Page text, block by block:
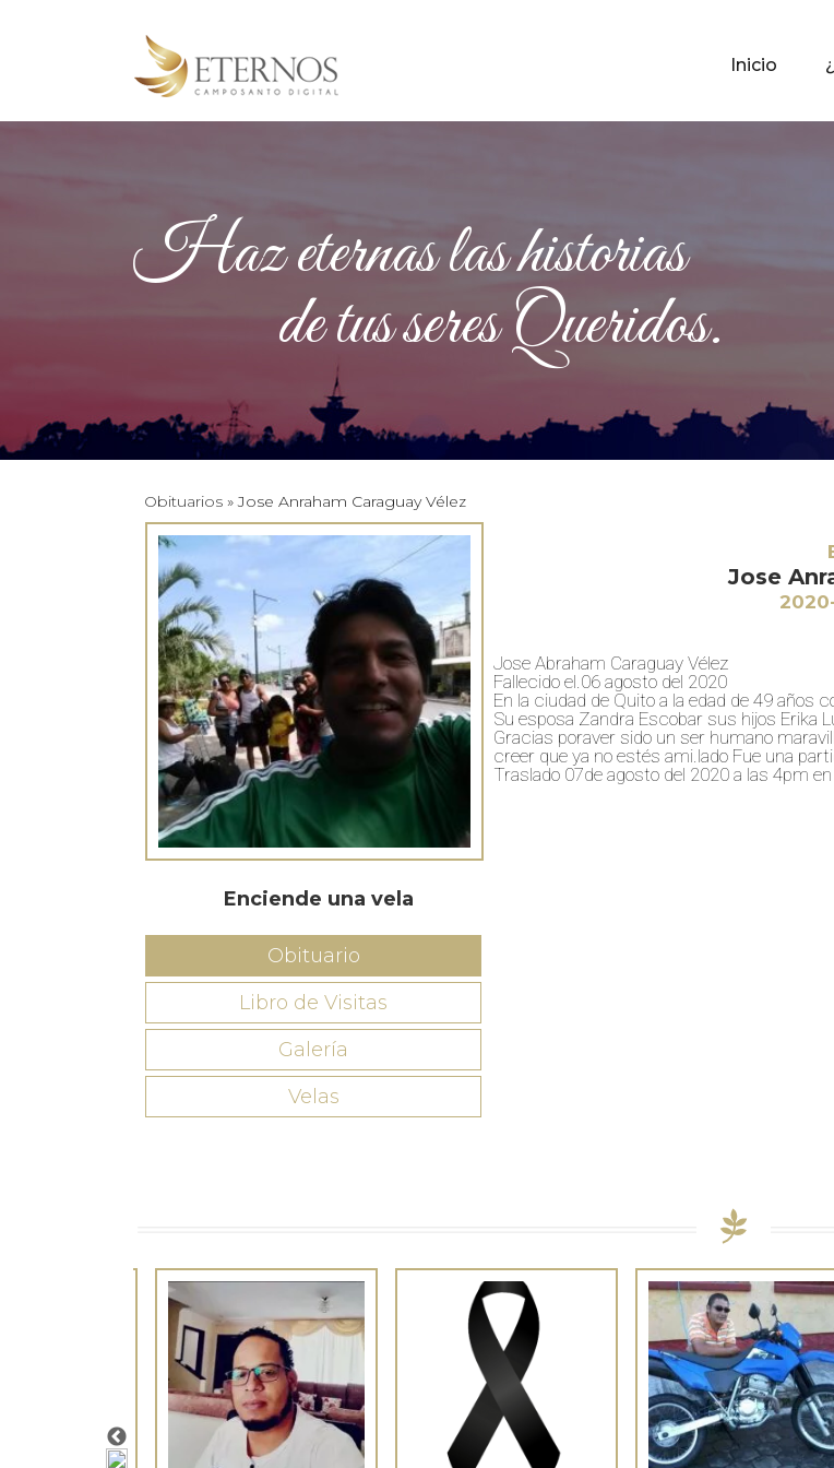
Inicio
Haz eternas las historias
de tus seres Queridos.
Obituarios » Jose Anraham Caraguay Vélez
Enciende una vela
Obituario
Libro de Visitas
Galería
Velas
Jose
Jose Abraham Caraguay Vélez
Fallecido el.06 agosto del 2020
En la ciudad de Quito a la edad de 49 años
Su esposa Zandra Escobar sus hijos Erika
Gracias poraver sido un ser humano
creer que ya no estés ami.lado Fue una
Traslado 07de agosto del 2020 a las 4pm